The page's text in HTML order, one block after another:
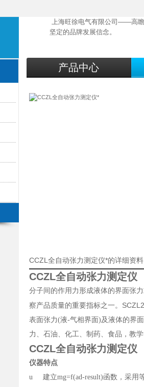
上海旺徐电气有限公司——高
量、坚定的品牌发展信念。
产品中心
CCZL全自动张力测定仪*的详细资
CCZL全自动张力测定仪
分子间的作用力形成液体的界面张
察产品质量的重要指标之一。
表面张力(液-气相界面)及液体的界
力、石油、化工、制药、食品，教
CCZL全自动张力测定仪
仪器特点
u
建立mg=f(ad-result)函数，采用